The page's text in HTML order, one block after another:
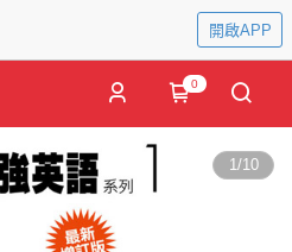
開啟APP
0
1/10